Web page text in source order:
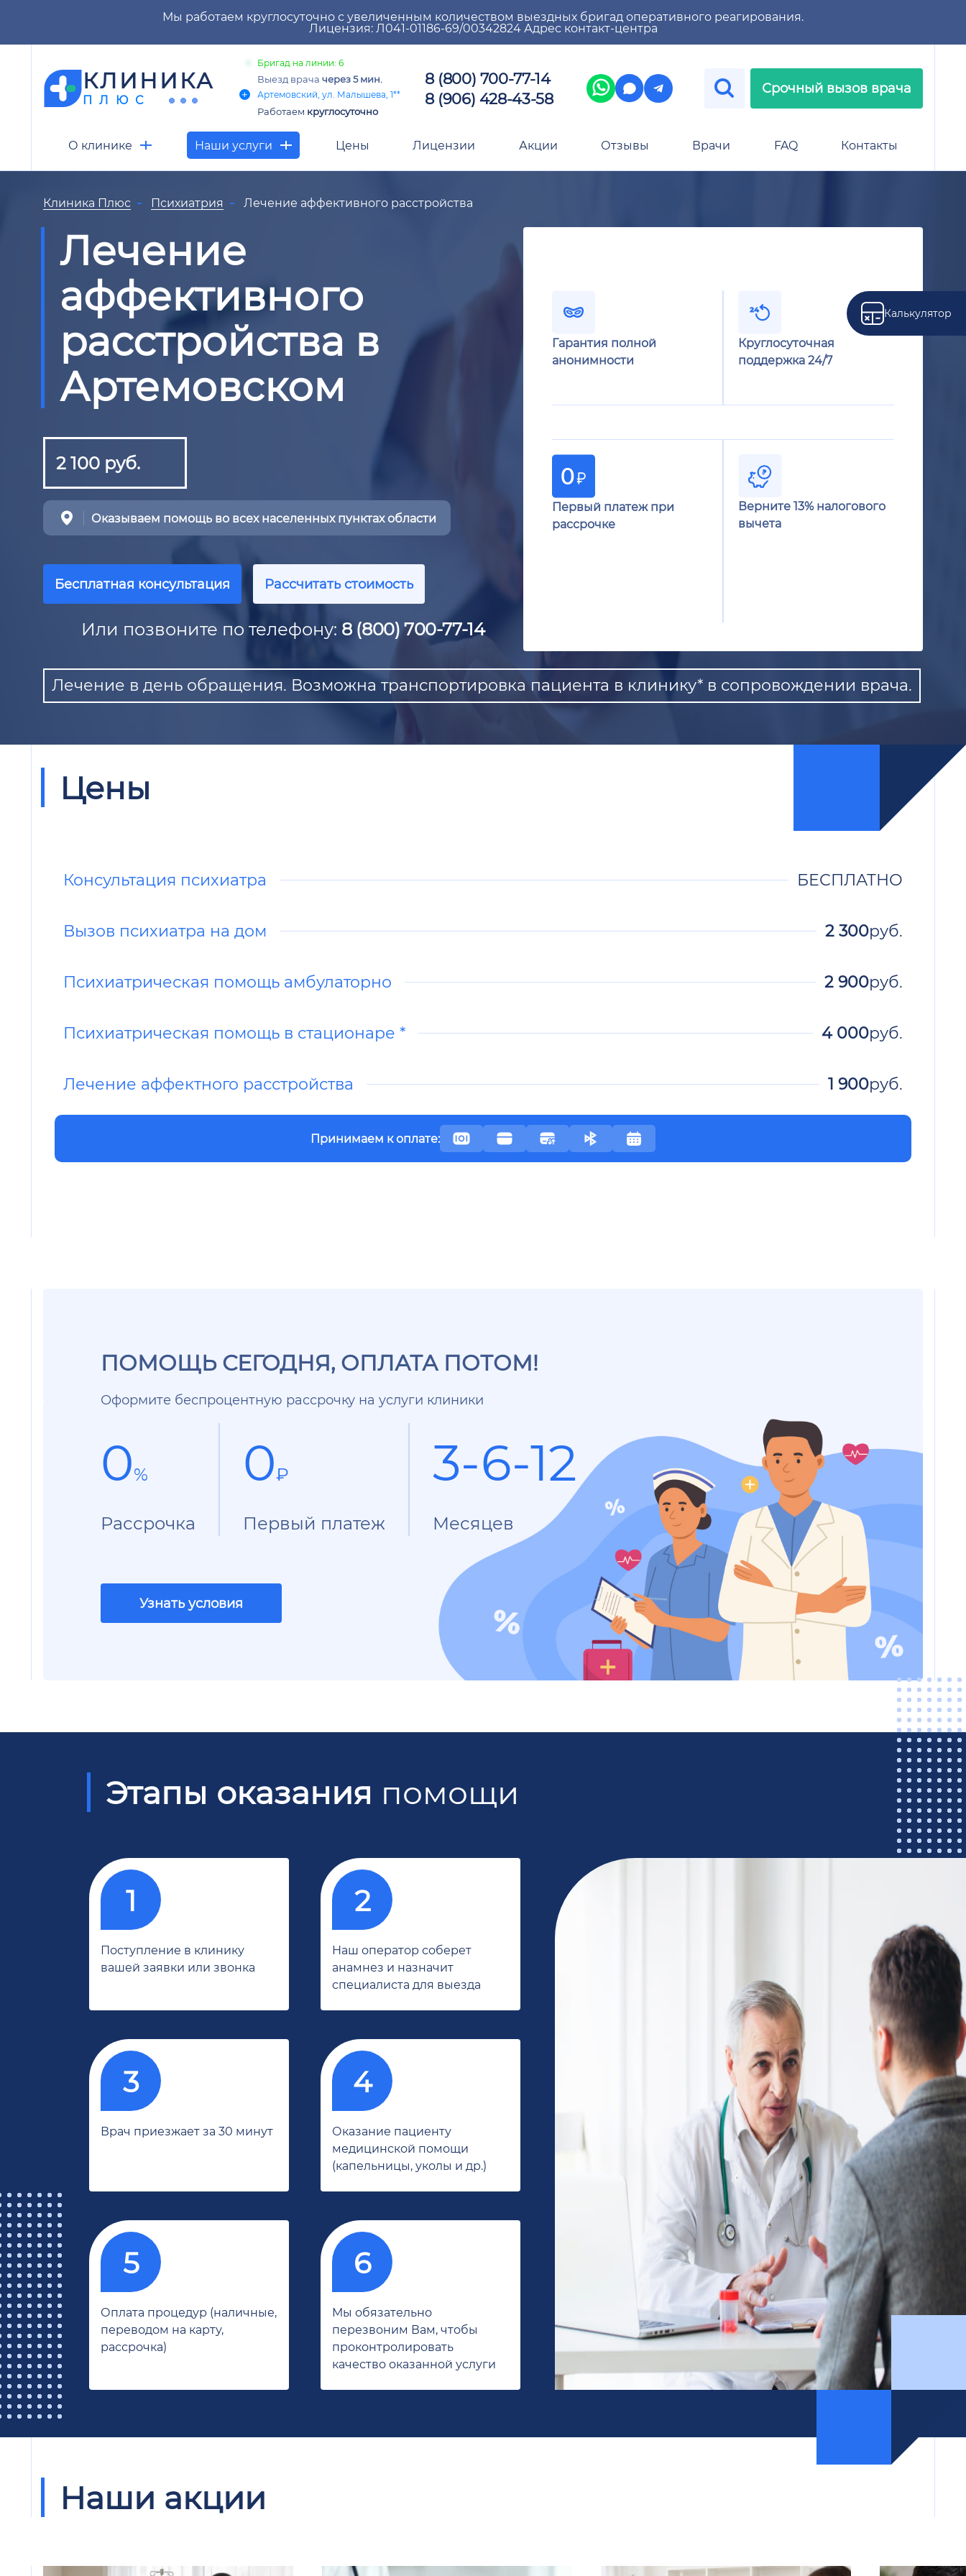
Мы работаем круглосуточно с увеличенным количеством выездных бригад оперативного реагирования.
Лицензия: Л041-01186-69/00342824 Адрес контакт-центра
КЛИНИКА
ПЛЮС
Бригад на линии: 6
Выезд врача через 5 мин.
Артемовский, ул. Малышева, 1**
Работаем круглосуточно
8 (800) 700-77-14
8 (906) 428-43-58
Срочный вызов врача
О клинике Наши услуги Цены Лицензии Акции Отзывы Врачи FAQ Контакты
Калькулятор
Клиника Плюс Психиатрия Лечение аффективного расстройства
Лечение
аффективного
расстройства в
Артемовском
2 100 руб.
Оказываем помощь во всех населенных пунктах области
Бесплатная консультация Рассчитать стоимость
Или позвоните по телефону: 8 (800) 700-77-14
Лечение в день обращения. Возможна транспортировка пациента в клинику* в сопровождении врача.
Гарантия полной
анонимности
Круглосуточная
поддержка 24/7
Первый платеж при
рассрочке
Верните 13% налогового
вычета
Цены
Консультация психиатра БЕСПЛАТНО
Вызов психиатра на дом 2 300руб.
Психиатрическая помощь амбулаторно 2 900руб.
Психиатрическая помощь в стационаре * 4 000руб.
Лечение аффектного расстройства 1 900руб.
Принимаем к оплате:
ПОМОЩЬ СЕГОДНЯ, ОПЛАТА ПОТОМ!
Оформите беспроцентную рассрочку на услуги клиники
0%
Рассрочка
0₽
Первый платеж
3-6-12
Месяцев
Узнать условия
Этапы оказания помощи
Поступление в клинику
вашей заявки или звонка
Наш оператор соберет
анамнез и назначит
специалиста для выезда
Врач приезжает за 30 минут
Оказание пациенту
медицинской помощи
(капельницы, уколы и др.)
Оплата процедур (наличные,
переводом на карту,
рассрочка)
Мы обязательно
перезвоним Вам, чтобы
проконтролировать
качество оказанной услуги
Наши акции